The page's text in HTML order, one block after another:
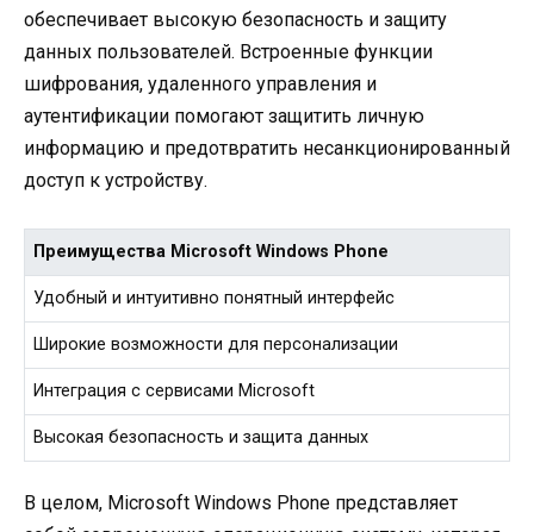
обеспечивает высокую безопасность и защиту
данных пользователей. Встроенные функции
шифрования, удаленного управления и
аутентификации помогают защитить личную
информацию и предотвратить несанкционированный
доступ к устройству.
Преимущества Microsoft Windows Phone
Удобный и интуитивно понятный интерфейс
Широкие возможности для персонализации
Интеграция с сервисами Microsoft
Высокая безопасность и защита данных
В целом, Microsoft Windows Phone представляет